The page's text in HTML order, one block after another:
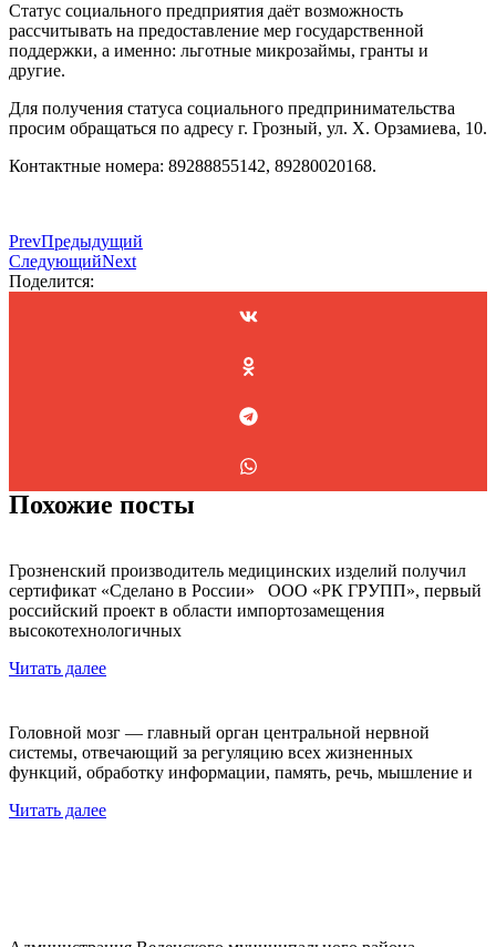
Статус социального предприятия даёт возможность
рассчитывать на предоставление мер государственной
поддержки, а именно: льготные микрозаймы, гранты и
другие.
Для получения статуса социального предпринимательства
просим обращаться по адресу г. Грозный, ул. Х. Орзамиева, 10.
Контактные номера: 89288855142, 89280020168.
PrevПредыдущий
СледующийNext
Поделится:
Похожие посты
Грозненский производитель медицинских изделий получил
сертификат «Сделано в России» ООО «РК ГРУПП», первый
российский проект в области импортозамещения
высокотехнологичных
Читать далее
Головной мозг — главный орган центральной нервной
системы, отвечающий за регуляцию всех жизненных
функций, обработку информации, память, речь, мышление и
Читать далее